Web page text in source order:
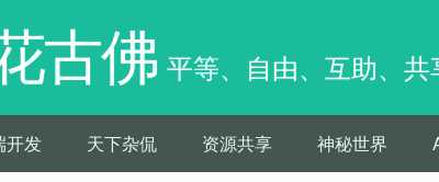
古佛 平等、自由、互助、共
开发 天下杂侃 资源共享 神秘世界